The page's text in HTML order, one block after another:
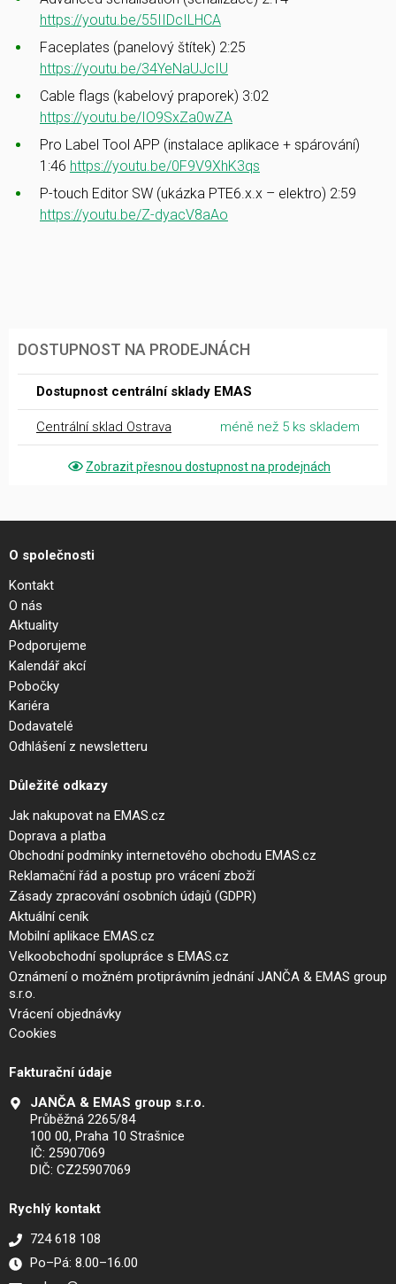
https://youtu.be/55IIDcILHCA
Faceplates (panelový štítek) 2:25
https://youtu.be/34YeNaUJcIU
Cable flags (kabelový praporek) 3:02
https://youtu.be/IO9SxZa0wZA
Pro Label Tool APP (instalace aplikace + spárování)
1:46 https://youtu.be/0F9V9XhK3qs
P-touch Editor SW (ukázka PTE6.x.x – elektro) 2:59
https://youtu.be/Z-dyacV8aAo
DOSTUPNOST NA PRODEJNÁCH
Dostupnost centrální sklady EMAS
Centrální sklad Ostrava méně než 5 ks skladem
Zobrazit přesnou dostupnost na prodejnách
O společnosti
Kontakt
O nás
Aktuality
Podporujeme
Kalendář akcí
Pobočky
Kariéra
Dodavatelé
Odhlášení z newsletteru
Důležité odkazy
Jak nakupovat na EMAS.cz
Doprava a platba
Obchodní podmínky internetového obchodu EMAS.cz
Reklamační řád a postup pro vrácení zboží
Zásady zpracování osobních údajů (GDPR)
Aktuální ceník
Mobilní aplikace EMAS.cz
Velkoobchodní spolupráce s EMAS.cz
Oznámení o možném protiprávním jednání JANČA & EMAS group
s.r.o.
Vrácení objednávky
Cookies
Fakturační údaje
JANČA & EMAS group s.r.o.
Průběžná 2265/84
100 00, Praha 10 Strašnice
IČ: 25907069
DIČ: CZ25907069
Rychlý kontakt
724 618 108
Po–Pá: 8.00–16.00